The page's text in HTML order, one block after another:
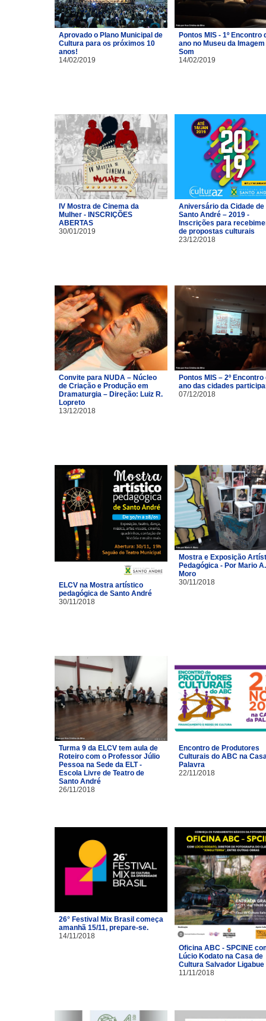
Aprovado o Plano Municipal de
Cultura para os próximos 10
anos!
14/02/2019
Pontos MIS - 1º Encontro
ano no Museu da Imagem
Som
14/02/2019
IV Mostra de Cinema da
Mulher - INSCRIÇÕES
ABERTAS
30/01/2019
Aniversário da Cidade de
Santo André – 2019 -
Inscrições para
de propostas culturais
23/12/2018
Convite para NUDA – Núcleo
de Criação e Produção em
Dramaturgia – Direção: Luiz R.
Lopreto
13/12/2018
Pontos MIS – 2º Encontro
ano das cidades
07/12/2018
ELCV na Mostra artístico
pedagógica de Santo André
30/11/2018
Mostra e Exposição
Pedagógica - Por Mario A.
Moro
30/11/2018
Turma 9 da ELCV tem aula de
Roteiro com o Professor Júlio
Pessoa na Sede da ELT -
Escola Livre de Teatro de
Santo André
26/11/2018
Encontro de Produtores
Culturais do ABC na
Palavra
22/11/2018
26° Festival Mix Brasil começa
amanhã 15/11, prepare-se.
14/11/2018
Oficina ABC - SPCINE
Lúcio Kodato na Casa de
Cultura Salvador Ligabue
11/11/2018